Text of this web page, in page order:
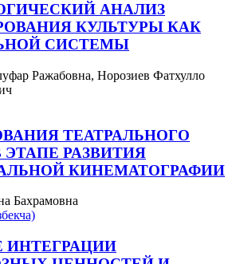
АНАЛИЗ
КУЛЬТУРЫ КАК
СИСТЕМЫ
Ражабовна, Норозиев Фатхулло
ТЕАТРАЛЬНОГО
ЭТАПЕ РАЗВИТИЯ
КИНЕМАТОГРАФИИ
Бахрамовна
ИНТЕГРАЦИИ